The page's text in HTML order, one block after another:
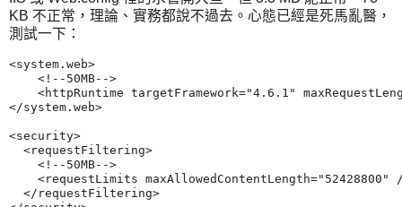
KB 不正常，理論、實務都說不過去。心態已經是死馬亂醫，
測試一下：
<system.web>
    <!--50MB-->
<httpRuntime targetFramework="4.6.1"
</system.web>
<security>
  <requestFiltering>
    <!--50MB-->
<requestLimits maxAllowedContentLength="52428800"
  </requestFiltering>